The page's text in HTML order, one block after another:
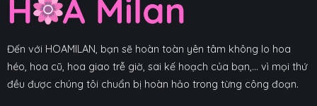
Đến với HOAMILAN, bạn sẽ hoàn toàn yên tâm không lo hoa
héo, hoa cũ, hoa giao trễ giờ, sai kế hoạch của bạn,... vì mọi thứ
đều được chúng tôi chuẩn bị hoàn hảo trong từng công đoạn.